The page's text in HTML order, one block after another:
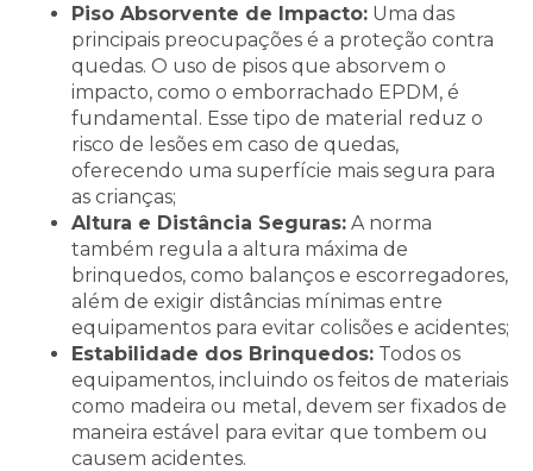
Piso Absorvente de Impacto: Uma das
principais preocupações é a proteção contra
quedas. O uso de pisos que absorvem o
impacto, como o emborrachado EPDM, é
fundamental. Esse tipo de material reduz o
risco de lesões em caso de quedas,
oferecendo uma superfície mais segura para
as crianças;
Altura e Distância Seguras: A norma
também regula a altura máxima de
brinquedos, como balanços e escorregadores,
além de exigir distâncias mínimas entre
equipamentos para evitar colisões e acidentes;
Estabilidade dos Brinquedos: Todos os
equipamentos, incluindo os feitos de materiais
como madeira ou metal, devem ser fixados de
maneira estável para evitar que tombem ou
causem acidentes.